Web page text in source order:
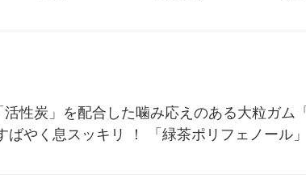
性炭」を配合した噛み応えのある大粒ガ
ばやく息スッキリ ！ 「緑茶ポリフェノール